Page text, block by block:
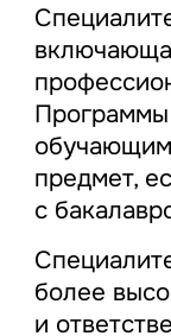
предмет,
с
более
и